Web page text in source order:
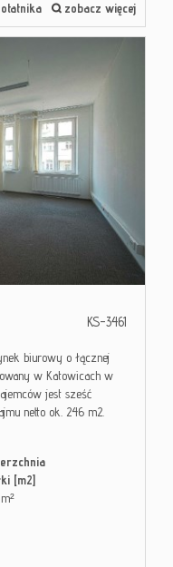
zobacz więcej
KS-3461
biurowy o łącznej
w Katowicach w
jest sześć
netto ok. 246 m2.
[m2]